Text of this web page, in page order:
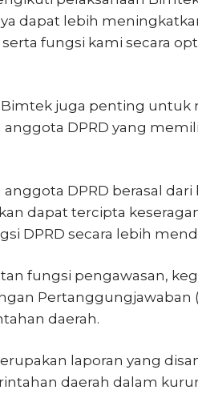
dapat lebih
fungsi kami secara
juga penting untuk
DPRD yang
DPRD berasal
dapat tercipta
DPRD secara lebih
fungsi pengawasan,
Pertanggungjawaban
daerah.
laporan yang
daerah dalam